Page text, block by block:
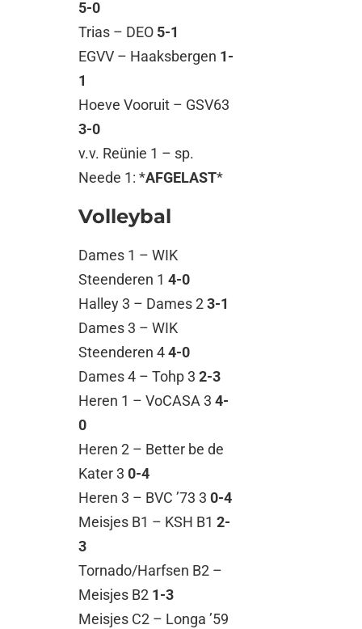
5-0
Trias – DEO 5-1
EGVV – Haaksbergen 1-
1
Hoeve Vooruit – GSV63
3-0
v.v. Reünie 1 – sp.
Neede 1: *AFGELAST*
Volleybal
Dames 1 – WIK
Steenderen 14-0
Halley 3 – Dames 23-1
Dames 3 – WIK
Steenderen 44-0
Dames 4 – Tohp 32-3
Heren 1 – VoCASA 34-
0
Heren 2 – Better be de
Kater 30-4
Heren 3 – BVC ’73 30-4
Meisjes B1 – KSH B12-
3
Tornado/Harfsen B2 –
Meisjes B2 1-3
Meisjes C2 – Longa ’59